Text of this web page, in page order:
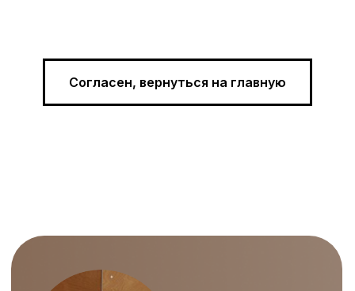
Согласен, вернуться на главную
буду рада ответить